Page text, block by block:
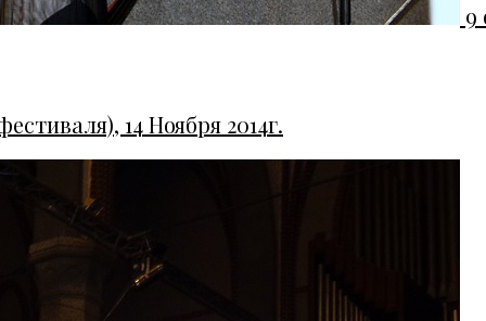
9
14 Ноября 2014г.